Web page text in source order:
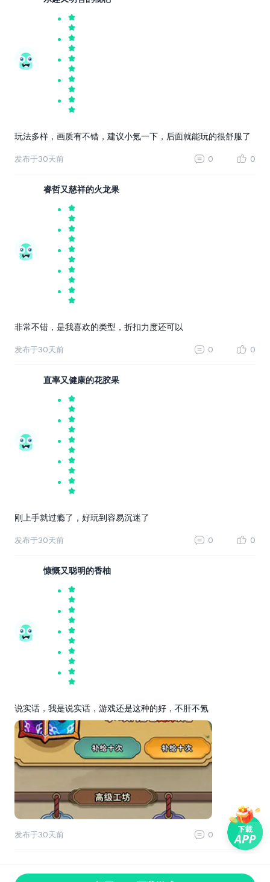
玩法多样，画质有不错，建议小氪一下，后面就能玩的很舒服了
发布于30天前 0 0
睿哲又慈祥的火龙果
非常不错，是我喜欢的类型，折扣力度还可以
发布于30天前 0 0
直率又健康的花胶果
刚上手就过瘾了，好玩到容易沉迷了
发布于30天前 0 0
慷慨又聪明的香柚
说实话，我是说实话，游戏还是这种的好，不肝不氪
发布于30天前 0 0